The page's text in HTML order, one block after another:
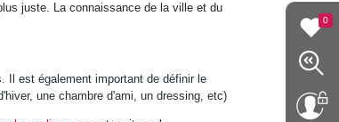
0
juste. La connaissance de la ville et du
Il est également important de définir le
une chambre d'ami, un dressing, etc)